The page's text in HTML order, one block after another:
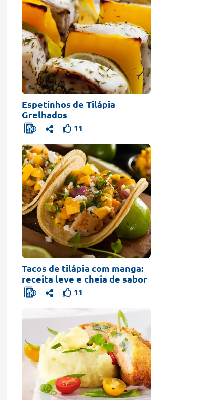
Espetinhos de Tilápia
Grelhados
11
Tacos de tilápia com manga:
receita leve e cheia de sabor
11